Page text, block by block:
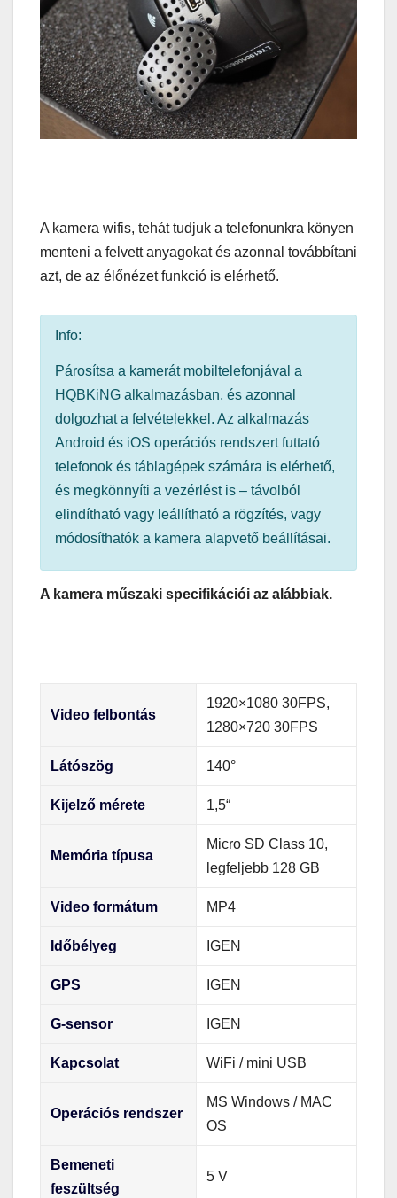
A kamera wifis, tehát tudjuk a telefonunkra könyen
menteni a felvett anyagokat és azonnal továbbítani
azt, de az élőnézet funkció is elérhető.
Info:
Párosítsa a kamerát mobiltelefonjával a
HQBKiNG alkalmazásban, és azonnal
dolgozhat a felvételekkel. Az alkalmazás
Android és iOS operációs rendszert futtató
telefonok és táblagépek számára is elérhető,
és megkönnyíti a vezérlést is – távolból
elindítható vagy leállítható a rögzítés, vagy
módosíthatók a kamera alapvető beállításai.
A kamera műszaki specifikációi az alábbiak.
Video felbontás
1920×1080 30FPS,
1280×720 30FPS
Látószög 140°
Kijelző mérete 1,5“
Memória típusa
Micro SD Class 10,
legfeljebb 128 GB
Video formátum MP4
Időbélyeg IGEN
GPS IGEN
G-sensor IGEN
Kapcsolat WiFi / mini USB
Operációs rendszer
MS Windows / MAC
OS
Bemeneti
feszültség
5 V